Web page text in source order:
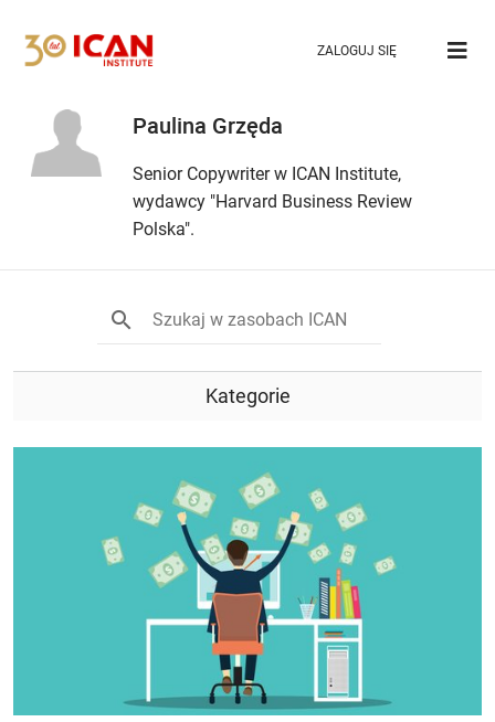
ZALOGUJ SIĘ
Paulina Grzęda
Senior Copywriter w ICAN Institute,
wydawcy "Harvard Business Review
Polska".
Kategorie